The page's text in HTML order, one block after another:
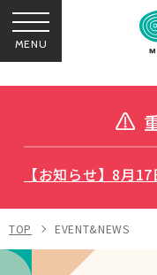
MENU
【お知らせ】8月
TOP EVENT&NEWS